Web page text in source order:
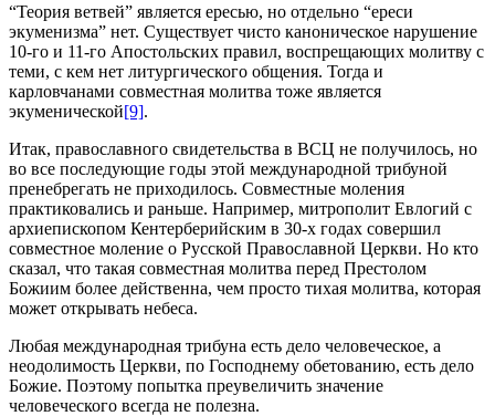
“Теория ветвей” является ересью, но отдельно “ереси
экуменизма” нет. Существует чисто каноническое нарушение
10‑го и 11‑го Апостольских правил, воспрещающих молитву с
теми, с кем нет литургического общения. Тогда и
карловчанами совместная молитва тоже является
экуменической[9].
Итак, православного свидетельства в ВСЦ не получилось, но
во все последующие годы этой международной трибуной
пренебрегать не приходилось. Совместные моления
практиковались и раньше. Например, митрополит Евлогий с
архиепископом Кентерберийским в 30‑х годах совершил
совместное моление о Русской Православной Церкви. Но кто
сказал, что такая совместная молитва перед Престолом
Божиим более действенна, чем просто тихая молитва, которая
может открывать небеса.
Любая международная трибуна есть дело человеческое, а
неодолимость Церкви, по Господнему обетованию, есть дело
Божие. Поэтому попытка преувеличить значение
человеческого всегда не полезна.